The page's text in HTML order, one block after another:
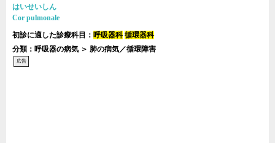
はいせいしん
Cor pulmonale
初診に適した診療科目： 呼吸器科 循環器科
分類：呼吸器の病気 ＞ 肺の病気／循環障害
広告